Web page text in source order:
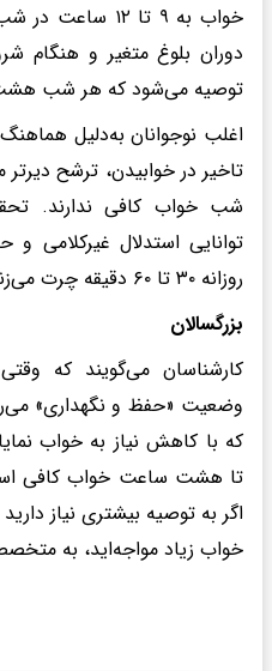
خواب به ۹ تا ۱۲
دوران بلوغ متغیر و هنگام
توصیه می‌شود که هر شب هشت تا ۱۰ ساعت
اغلب نوجوانان به‌دلیل
تاخیر در خوابیدن، ترشح
شب خواب کافی ندارند.
توانایی استدلال غیرکلامی
روزانه ۳۰ تا ۶۰ دقیقه چرت می‌زنند بهبود می‌یابد.
بزرگسالان
کارشناسان می‌گویند که
وضعیت «حفظ و نگهداری»
که با کاهش نیاز به خواب
تا هشت ساعت خواب کافی
اگر به توصیه بیشتری نیاز
خواب زیاد مواجه‌اید، به